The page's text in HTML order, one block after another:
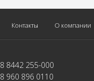
Контакты О компании
8 8442 255-000
8 960 896 0110